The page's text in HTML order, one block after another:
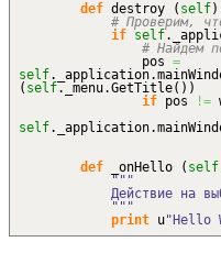
def destroy ( self)
# Проверим,
if self
# Найдем
pos =
self._application.
( self._menu.GetTitle( ) )
if pos !=
self._application.
def _onHello ( self
"""
Действие на выбор
"""
print u"Hello